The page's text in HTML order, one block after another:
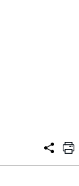
공
프
트